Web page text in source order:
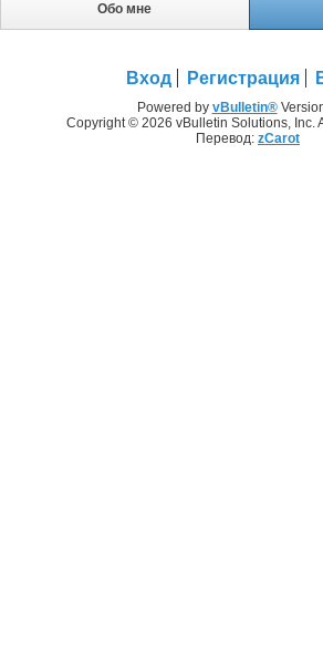
Обо мне
Вход Регистрация
Powered by vBulletin®
Copyright © 2026 vBulletin Solutions, Inc.
Перевод: zCarot